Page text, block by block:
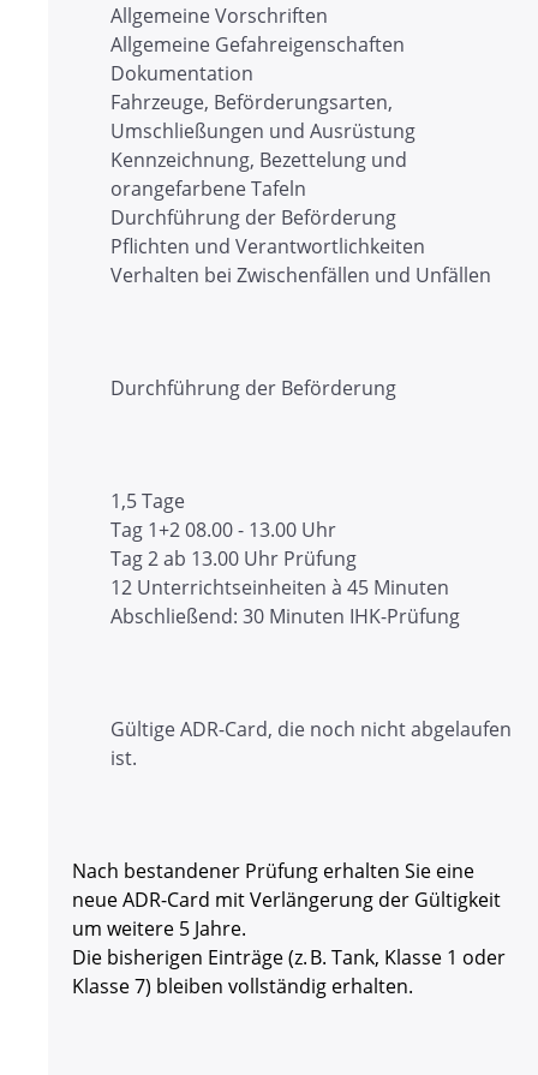
Allgemeine Vorschriften
Allgemeine Gefahreigenschaften
Dokumentation
Fahrzeuge, Beförderungsarten,
Umschließungen und Ausrüstung
Kennzeichnung, Bezettelung und
orangefarbene Tafeln
Durchführung der Beförderung
Pflichten und Verantwortlichkeiten
Verhalten bei Zwischenfällen und Unfällen
Durchführung der Beförderung
1,5 Tage
Tag 1+2 08.00 - 13.00 Uhr
Tag 2 ab 13.00 Uhr Prüfung
12 Unterrichtseinheiten à 45 Minuten
Abschließend: 30 Minuten IHK-Prüfung
Gültige ADR-Card, die noch nicht abgelaufen
ist.
Nach bestandener Prüfung erhalten Sie eine
neue ADR-Card mit Verlängerung der Gültigkeit
um weitere 5 Jahre.
Die bisherigen Einträge (z. B. Tank, Klasse 1 oder
Klasse 7) bleiben vollständig erhalten.